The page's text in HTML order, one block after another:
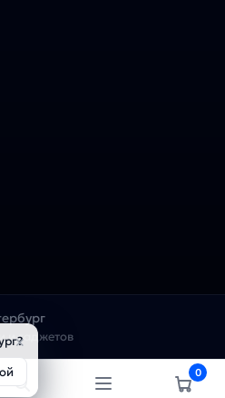
и гаджетов
0
×